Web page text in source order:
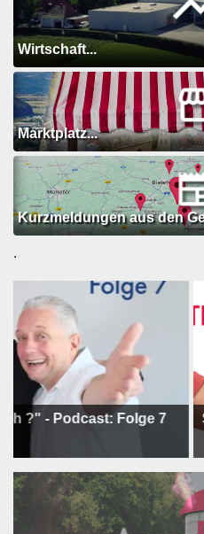
Wirtschaft...
Marktplatz...
Kurzmeldungen aus den
.
Podcast: Folge 7 So